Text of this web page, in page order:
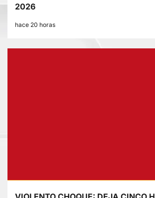
2026
hace 20 horas